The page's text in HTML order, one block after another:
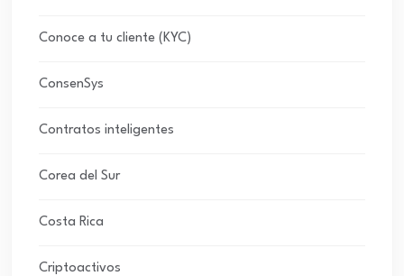
Conoce a tu cliente (KYC)
ConsenSys
Contratos inteligentes
Corea del Sur
Costa Rica
Criptoactivos